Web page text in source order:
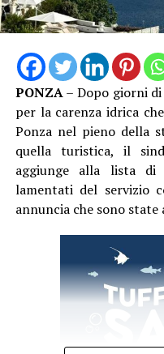
le denunce hanno già
invece gli incidenti
comprende ancora i
mese di luglio e che
più drammatico”,
PONZA– Dopo giorni
per la carenza idrica
Ponza nel pieno della
quella turistica, il
aggiunge alla lista
lamentati del servizio
annuncia che sono